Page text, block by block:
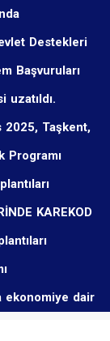
Destekleri
Başvuruları
uzatıldı.
2025, Taşkent,
Programı
KAREKOD
ekonomiye dair